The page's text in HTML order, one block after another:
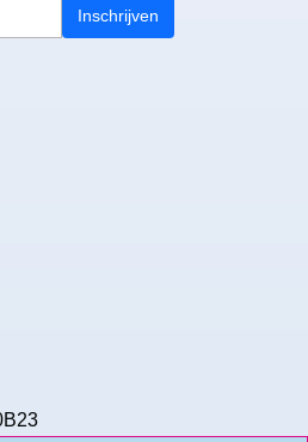
Inschrijven